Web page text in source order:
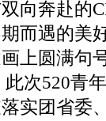
向奔赴的
而遇的美
上圆满句
此次520青
实团省委